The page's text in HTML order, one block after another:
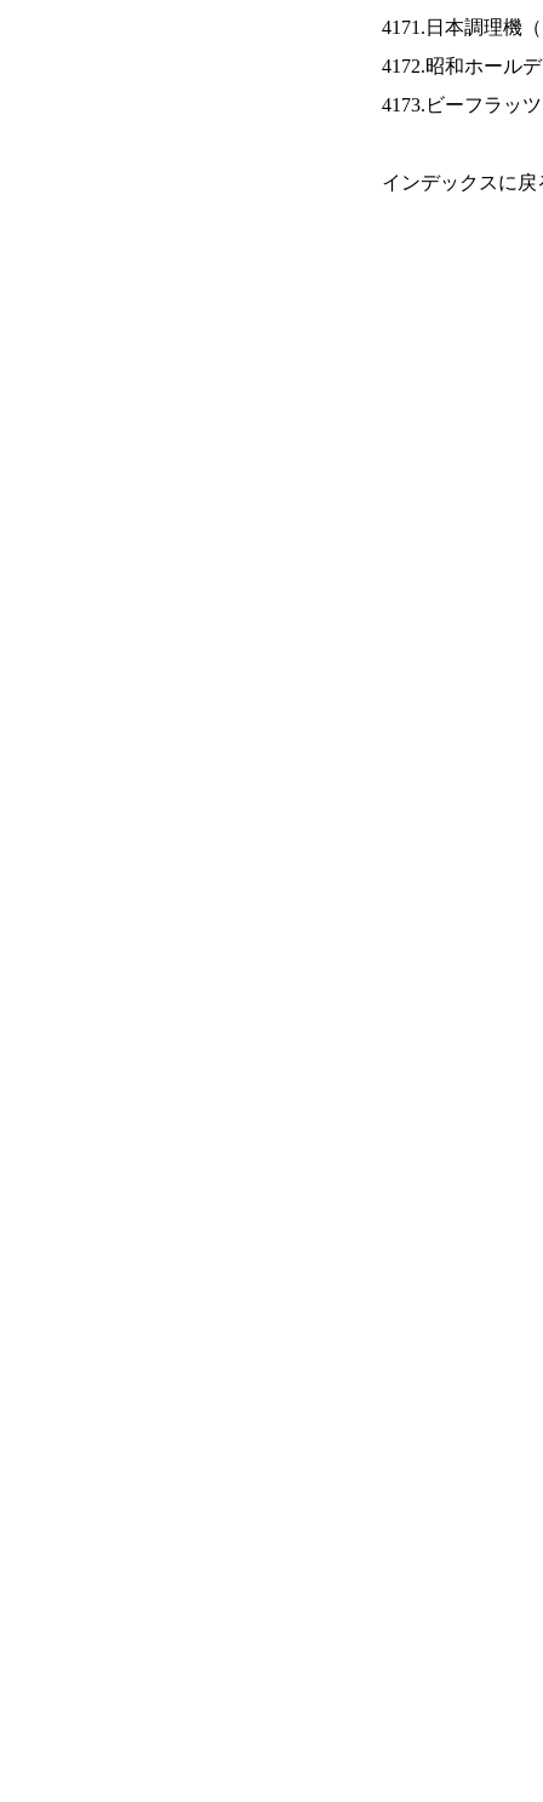
4171.日本調理機（
4172.昭和ホール
4173.ビーフラッ
インデックスに戻